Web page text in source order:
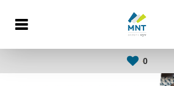
0